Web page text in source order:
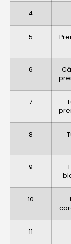
4
5
6
7
8
9
10
11